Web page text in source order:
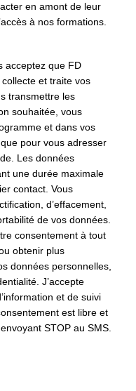
en amont de leur
à nos formations.
acceptez que FD
et traite vos
transmettre les
souhaitée, vous
et dans vos
pour vous adresser
Les données
une durée maximale
contact. Vous
d’effacement,
de vos données.
consentement à tout
obtenir plus
données personnelles,
J’accepte
et de suivi
est libre et
STOP au SMS.